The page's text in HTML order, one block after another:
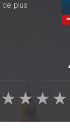
plus
★
★
★
★